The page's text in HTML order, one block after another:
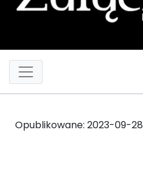
Opublikowane: 2023-09-28